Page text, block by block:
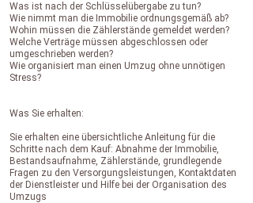
Was ist nach der Schlüsselübergabe zu tun?
Wie nimmt man die Immobilie ordnungsgemäß ab?
Wohin müssen die Zählerstände gemeldet werden?
Welche Verträge müssen abgeschlossen oder
umgeschrieben werden?
Wie organisiert man einen Umzug ohne unnötigen
Stress?
Was Sie erhalten:
Sie erhalten eine übersichtliche Anleitung für die
Schritte nach dem Kauf: Abnahme der Immobilie,
Bestandsaufnahme, Zählerstände, grundlegende
Fragen zu den Versorgungsleistungen, Kontaktdaten
der Dienstleister und Hilfe bei der Organisation des
Umzugs